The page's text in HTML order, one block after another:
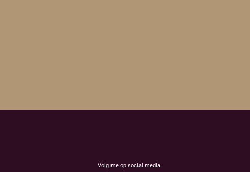
Volg me op social media